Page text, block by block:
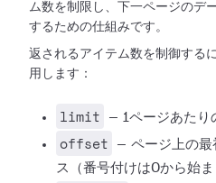
ム数を制限し、下一ページのデ
するための仕組みです。
返されるアイテム数を制御する
用します：
limit — 1ページあたり
offset
— ページ上の最
ス（番号付けは0から始ま